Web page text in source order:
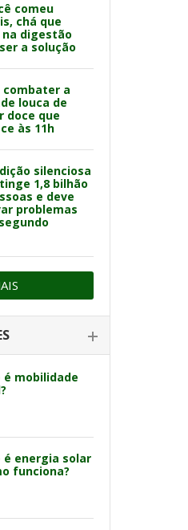
comeu
chá que
na digestão
a solução
combater a
louca de
doce que
às 11h
silenciosa
1,8 bilhão
e deve
problemas
é mobilidade
é energia solar
funciona?